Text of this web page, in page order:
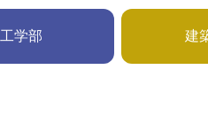
工学部 建